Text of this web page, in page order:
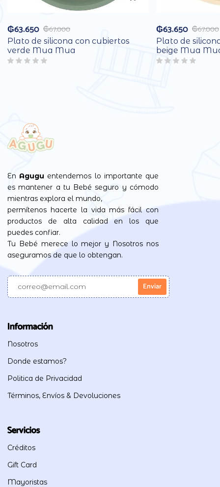
₲67.000
₲63.650
Plato de silicona con cubiertos
verde Mua Mua
₲67.000
₲63.650
Plato de
beige Mua
En Agugu entendemos lo importante que
es mantener a tu Bebé seguro y cómodo
mientras explora el mundo,
permítenos hacerte la vida más fácil con
productos de alta calidad en los que
puedes confiar.
Tu Bebé merece lo mejor y Nosotros nos
aseguramos de que lo obtengan.
Información
Nosotros
Donde estamos?
Politica de Privacidad
Términos, Envíos & Devoluciones
Servicios
Créditos
Gift Card
Mayoristas